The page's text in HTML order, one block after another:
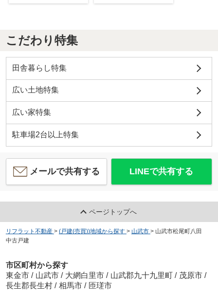
こだわり特集
田舎暮らし特集
広い土地特集
広い家特集
駐車場2台以上特集
メールで共有する LINEで共有する
ページトップへ
リフラット不動産 > (戸建(売買))地域から探す > 山武市 > 山武市松尾町八田
中古戸建
市区町村から探す
東金市 / 山武市 / 大網白里市 / 山武郡九十九里町 / 茂原市 /
長生郡長生村 / 相馬市 / 匝瑳市